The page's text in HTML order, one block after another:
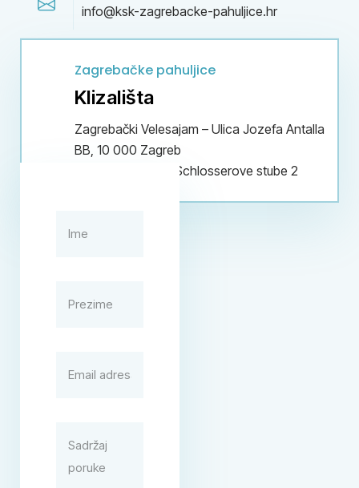
info@ksk-zagrebacke-pahuljice.hr
Zagrebačke pahuljice
Klizališta
Zagrebački Velesajam – Ulica Jozefa Antalla
BB, 10 000 Zagreb
Klizalište Šalata – Schlosserove stube 2